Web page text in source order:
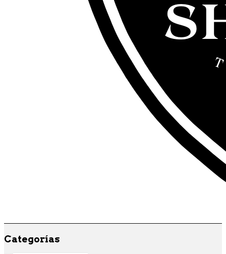
Categorías